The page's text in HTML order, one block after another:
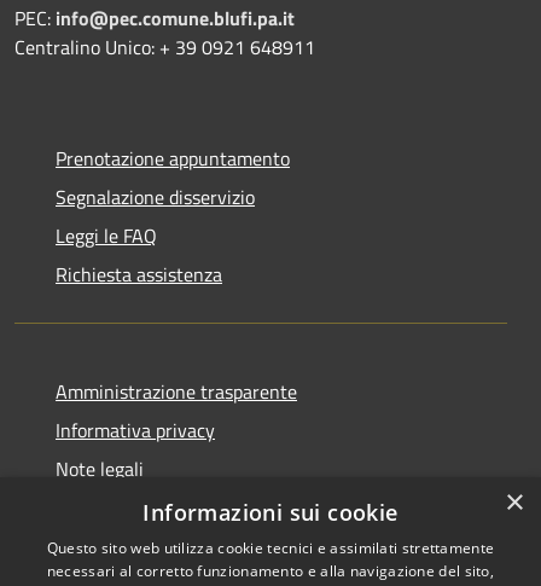
PEC: info@pec.comune.blufi.pa.it
Centralino Unico: + 39 0921 648911
Prenotazione appuntamento
Segnalazione disservizio
Leggi le FAQ
Richiesta assistenza
Amministrazione trasparente
Informativa privacy
Note legali
Dichiarazione di accessibilità
×
Informazioni sui cookie
Questo sito web utilizza cookie tecnici e assimilati strettamente
necessari al corretto funzionamento e alla navigazione del sito,